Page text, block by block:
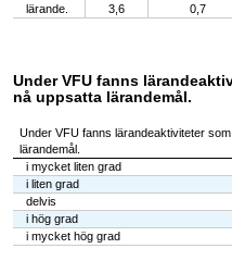
lärande.
3,6 0,7
Under VFU fanns
nå uppsatta lärandemål.
Under VFU fanns lärandeaktiviteter
lärandemål.
i mycket liten grad
i liten grad
delvis
i hög grad
i mycket hög grad